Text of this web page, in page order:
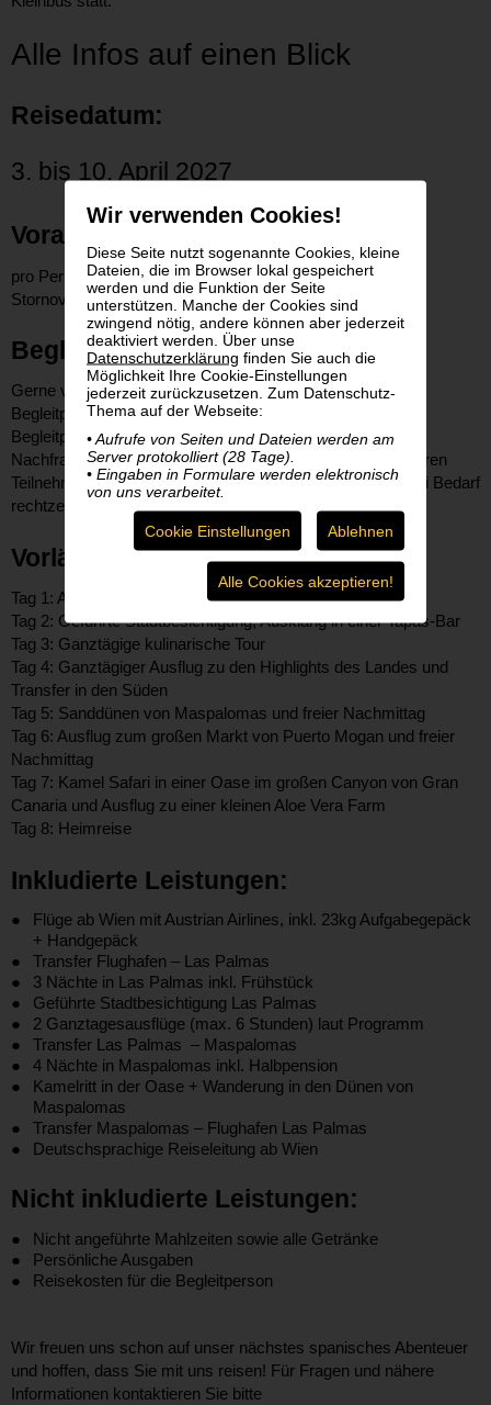
Wir verwenden Cookies!
Diese Seite nutzt sogenannte Cookies, kleine
Dateien, die im Browser lokal gespeichert
werden und die Funktion der Seite
unterstützen. Manche der Cookies sind
zwingend nötig, andere können aber jederzeit
deaktiviert werden. Über unse
Datenschutzerklärung finden Sie auch die
Möglichkeit Ihre Cookie-Einstellungen
jederzeit zurückzusetzen. Zum Datenschutz-
Thema auf der Webseite:
• Aufrufe von Seiten und Dateien werden am
Server protokolliert (28 Tage).
• Eingaben in Formulare werden elektronisch
von uns verarbeitet.
Cookie Einstellungen Ablehnen
Alle Cookies akzeptieren!
Alle Infos auf einen Blick
Reisedatum:
3. bis 10. April 2027
Voraussichtlicher Preis:
pro Person im Einzelzimmer inklusive Flug, Hotels,
Stornoversicherung und Ausflügen € 2.685, -
Begleitpersonen:
Gerne vermitteln wir nach Verfügbarkeit eine geschulte
Begleitperson für Ihre Reise. Sie können sowohl eine
Begleitperson für sich allein (1:1) oder bei entsprechender
Nachfrage eine Begleitperson gemeinsam mit einem anderen
Teilnehmenden (1:2) buchen. Bitte kontaktieren Sie uns bei Bedarf
rechtzeitig.
Vorläufiges Programm:
Tag 1: Anreise in die Hauptstadt Las Palmas
Tag 2: Geführte Stadtbesichtigung, Ausklang in einer Tapas-Bar
Tag 3: Ganztägige kulinarische Tour
Tag 4: Ganztägiger Ausflug zu den Highlights des Landes und
Transfer in den Süden
Tag 5: Sanddünen von Maspalomas und freier Nachmittag
Tag 6: Ausflug zum großen Markt von Puerto Mogan und freier
Nachmittag
Tag 7: Kamel Safari in einer Oase im großen Canyon von Gran
Canaria und Ausflug zu einer kleinen Aloe Vera Farm
Tag 8: Heimreise
Inkludierte Leistungen:
Flüge ab Wien mit Austrian Airlines, inkl. 23kg Aufgabegepäck
+ Handgepäck
Transfer Flughafen – Las Palmas
3 Nächte in Las Palmas inkl. Frühstück
Geführte Stadtbesichtigung Las Palmas
2 Ganztagesausflüge (max. 6 Stunden) laut Programm
Transfer Las Palmas – Maspalomas
4 Nächte in Maspalomas inkl. Halbpension
Kamelritt in der Oase + Wanderung in den Dünen von
Maspalomas
Transfer Maspalomas – Flughafen Las Palmas
Deutschsprachige Reiseleitung ab Wien
Nicht inkludierte Leistungen:
Nicht angeführte Mahlzeiten sowie alle Getränke
Persönliche Ausgaben
Reisekosten für die Begleitperson
Wir freuen uns schon auf unser nächstes spanisches Abenteuer
und hoffen, dass Sie mit uns reisen! Für Fragen und nähere
Informationen kontaktieren Sie bitte